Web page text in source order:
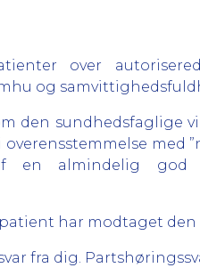
over
og
den
med
en almindelig god
har modtaget
fra dig.